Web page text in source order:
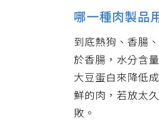
哪一種肉製品
到底熱狗、香腸
於香腸，水分含
大豆蛋白來降低
鮮的肉，若放太
敗。